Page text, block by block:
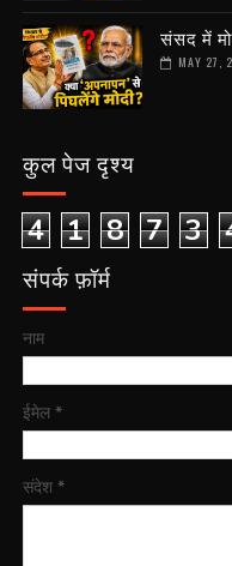
संसद में
MAY 27,
कुल पेज दृश्य
4 1 8 7 3
संपर्क फ़ॉर्म
नाम
ईमेल *
संदेश *